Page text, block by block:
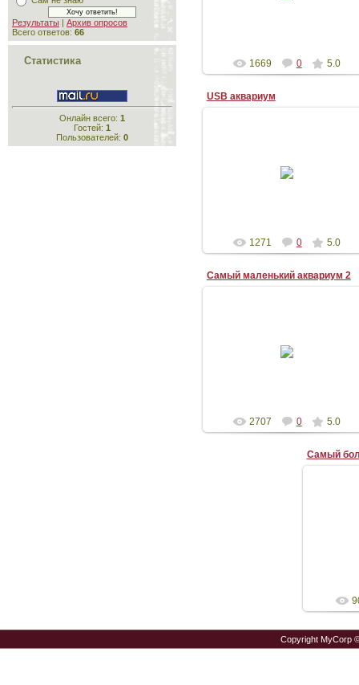
Результаты | Архив опросов
Всего ответов: 66
Статистика
Онлайн всего: 1
Гостей: 1
Пользователей: 0
1669 0 5.0
USB аквариум
Сделано в Германии
1271 0 5.0
Самый маленький аквариум 2
2707 0 5.0
Самый
Copyright MyCorp